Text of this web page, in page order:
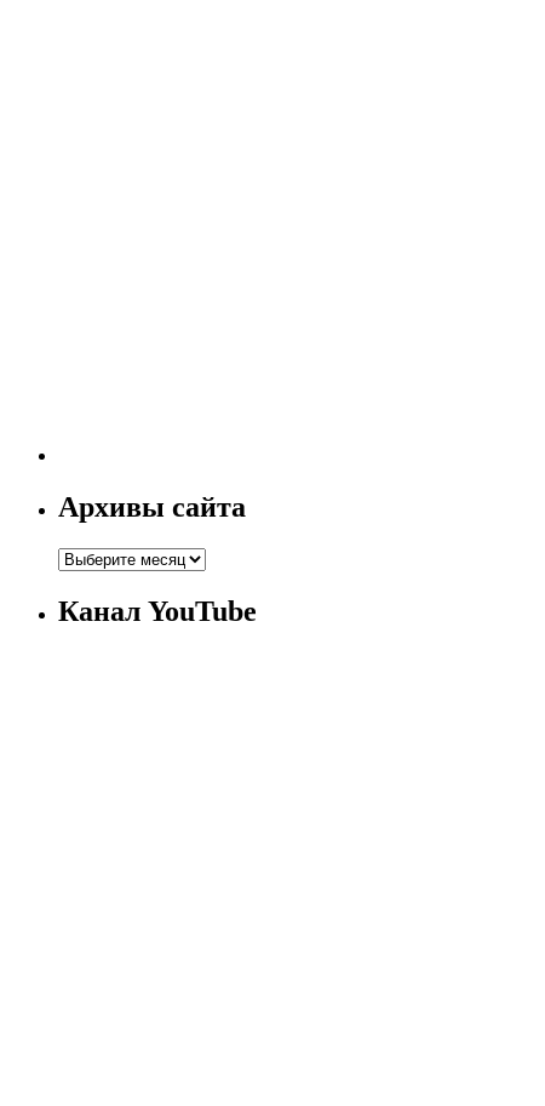
Архивы сайта
Канал YouTube